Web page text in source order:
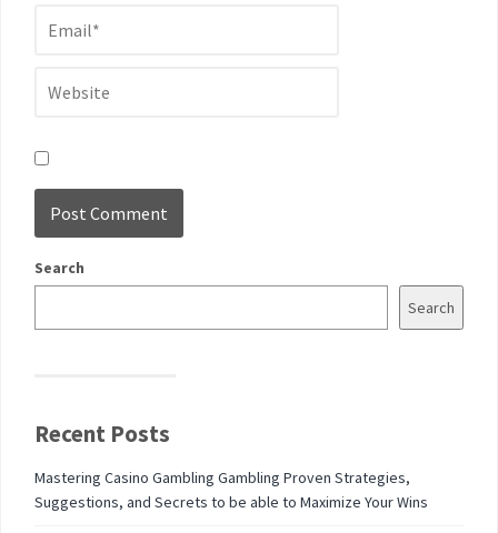
Search
Search
Recent Posts
Mastering Casino Gambling Gambling Proven Strategies,
Suggestions, and Secrets to be able to Maximize Your Wins